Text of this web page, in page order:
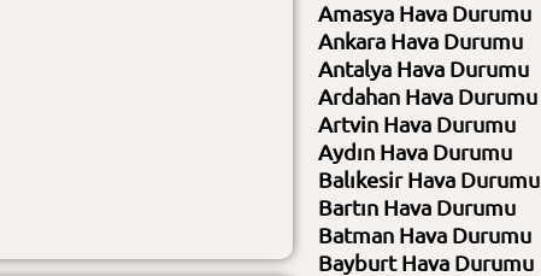
Amasya Hava Durumu
Ankara Hava Durumu
Antalya Hava Durumu
Ardahan Hava Durumu
Artvin Hava Durumu
Aydın Hava Durumu
Balıkesir Hava Durumu
Bartın Hava Durumu
Batman Hava Durumu
Bayburt Hava Durumu